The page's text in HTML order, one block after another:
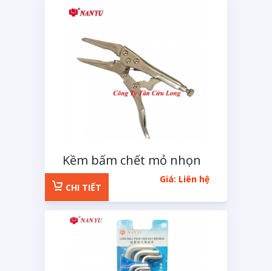
Kềm bấm chết mỏ nhọn
6 inch
Giá: Liên hệ
CHI TIẾT